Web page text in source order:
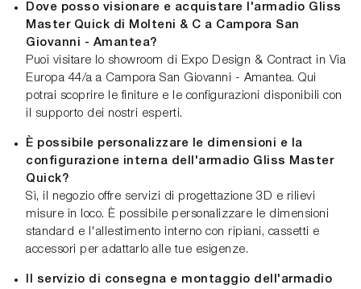
Dove posso visionare e acquistare l'armadio Gliss
Master Quick di Molteni & C a Campora San
Giovanni - Amantea?
Puoi visitare lo showroom di Expo Design & Contract in Via
Europa 44/a a Campora San Giovanni - Amantea. Qui
potrai scoprire le finiture e le configurazioni disponibili con
il supporto dei nostri esperti.
È possibile personalizzare le dimensioni e la
configurazione interna dell'armadio Gliss Master
Quick?
Sì, il negozio offre servizi di progettazione 3D e rilievi
misure in loco. È possibile personalizzare le dimensioni
standard e l'allestimento interno con ripiani, cassetti e
accessori per adattarlo alle tue esigenze.
Il servizio di consegna e montaggio dell'armadio